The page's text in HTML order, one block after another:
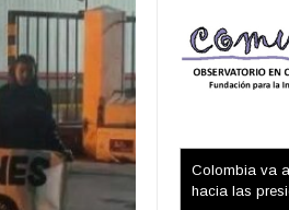
Trump y las